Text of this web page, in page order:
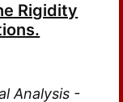
Rigidity
Analysis -